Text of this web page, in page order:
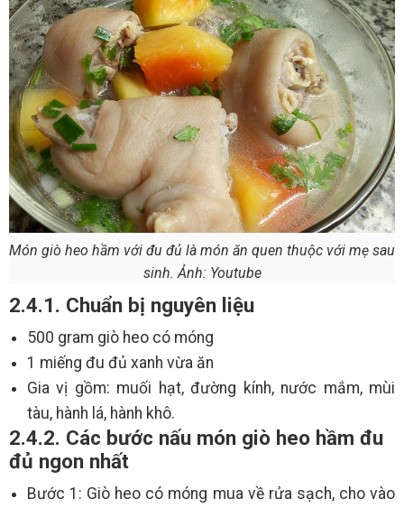
Món giò heo hầm với đu đủ là món ăn quen thuộc với mẹ sau
sinh. Ảnh: Youtube
2.4.1. Chuẩn bị nguyên liệu
500 gram giò heo có móng
1 miếng đu đủ xanh vừa ăn
Gia vị gồm: muối hạt, đường kính, nước mắm, mùi
tàu, hành lá, hành khô.
2.4.2. Các bước nấu món giò heo hầm đu
đủ ngon nhất
Bước 1: Giò heo có móng mua về rửa sạch, cho vào